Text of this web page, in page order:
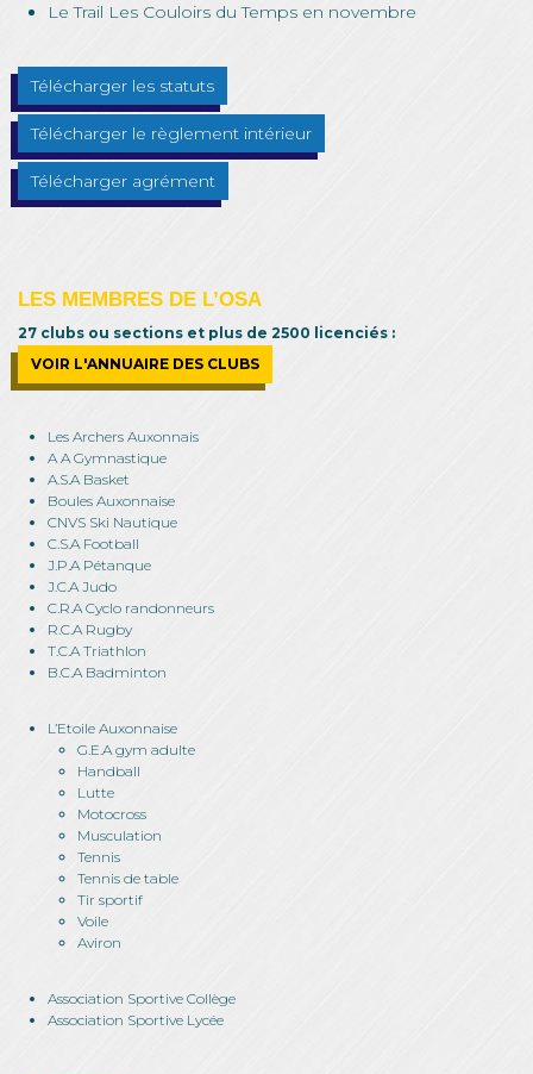
Le Trail Les Couloirs du Temps en novembre
Télécharger les statuts
Télécharger le règlement intérieur
Télécharger agrément
LES MEMBRES DE L’OSA
27 clubs ou sections et plus de 2500 licenciés :
VOIR L'ANNUAIRE DES CLUBS
Les Archers Auxonnais
A A Gymnastique
A.S.A Basket
Boules Auxonnaise
CNVS Ski Nautique
C.S.A Football
J.P.A Pétanque
J.C.A Judo
C.R.A Cyclo randonneurs
R.C.A Rugby
T.C.A Triathlon
B.C.A Badminton
L’Etoile Auxonnaise
G.E.A gym adulte
Handball
Lutte
Motocross
Musculation
Tennis
Tennis de table
Tir sportif
Voile
Aviron
Association Sportive Collège
Association Sportive Lycée